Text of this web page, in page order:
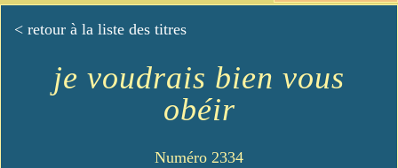
< retour à la liste des titres
je voudrais bien vous
obéir
Numéro 2334